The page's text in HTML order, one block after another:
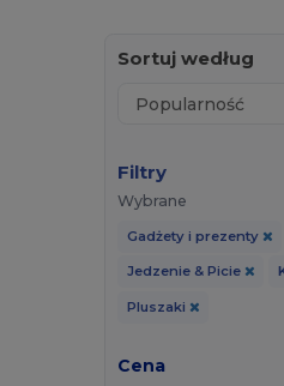
Sortuj według
Filtry
Wybrane
Gadżety i prezenty
Jedzenie & Picie
Pluszaki
Cena